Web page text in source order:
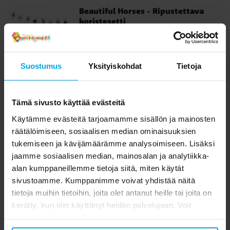
Suostumus Yksityiskohdat Tietoja
Tämä sivusto käyttää evästeitä
Käytämme evästeitä tarjoamamme sisällön ja mainosten
räätälöimiseen, sosiaalisen median ominaisuuksien
tukemiseen ja kävijämäärämme analysoimiseen. Lisäksi
jaamme sosiaalisen median, mainosalan ja analytiikka-
alan kumppaneillemme tietoja siitä, miten käytät
sivustoamme. Kumppanimme voivat yhdistää näitä
tietoja muihin tietoihin, joita olet antanut heille tai joita on
kerätty, kun olet käyttänyt heidän palvelujaan. Voit
Beautiful Horses - Ripustettava
koristesetti
Todella kaunis koristesetti hevosteemalla.
Täydellinen lisä huoneen sisustukseen
hevosteemaisiin juhliin. Pakkaus sisältää
noin 4 metriä pitkän lippuviirin, sekä 3kpl
Hinta:14,90 €
14,90 €
Beautiful Horses - Kakkukynttilä
11,5 cm
Kaunis hevosteemainen kakkukynttilä.
Täydellinen koriste hevosaiheisten juhlien
kakkuun. Kakkukynttilä on noin 11,5cm
korkea.
Hinta:4,90 €
4,90 €
OSTA